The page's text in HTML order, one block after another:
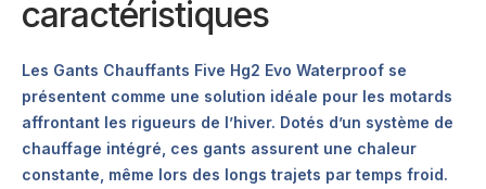
caractéristiques
Les Gants Chauffants Five Hg2 Evo Waterproof se
présentent comme une solution idéale pour les motards
affrontant les rigueurs de l’hiver. Dotés d’un système de
chauffage intégré, ces gants assurent une chaleur
constante, même lors des longs trajets par temps froid.